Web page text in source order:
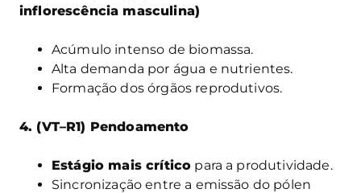
inflorescência masculina)
Acúmulo intenso de biomassa.
Alta demanda por água e nutrientes.
Formação dos órgãos reprodutivos.
4. (VT–R1) Pendoamento
Estágio mais crítico para a produtividade.
Sincronização entre a emissão do pólen